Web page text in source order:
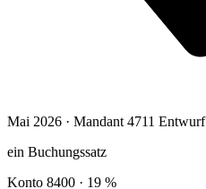
Mai 2026 · Mandant 4711 Entwurf
ein Buchungssatz
Konto 8400 · 19 %